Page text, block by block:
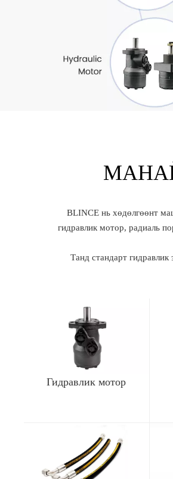
BLINCE нь хөдөлгөөнт
гидравлик мотор, радиаль
Танд стандарт
Гидравлик мотор